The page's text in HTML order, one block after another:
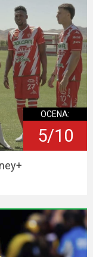
OCENA:
5/10